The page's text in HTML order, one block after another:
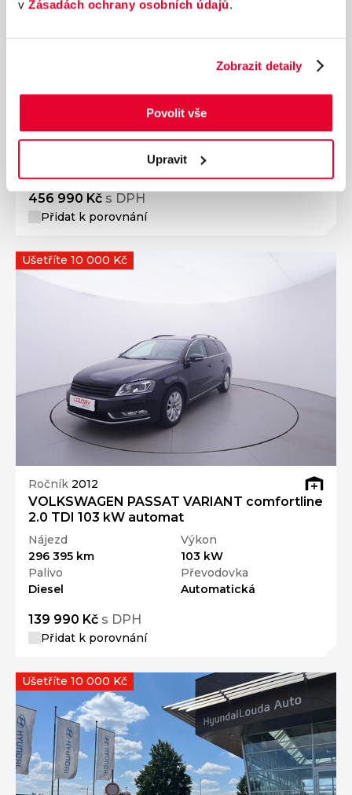
v Zásadách ochrany osobních údajů.
Zobrazit detaily
Povolit vše
Upravit
kW manuál
85 392 km
Výkon
110 kW
Převodovka
Manuální
456 990 Kč s DPH
Přidat k porovnání
Ročník 2012
VOLKSWAGEN PASSAT VARIANT comfortline
2.0 TDI 103 kW automat
Nájezd
296 395 km
Výkon
103 kW
Palivo
Diesel
Převodovka
Automatická
139 990 Kč s DPH
Přidat k porovnání
Ušetříte 10 000 Kč
Ušetříte 10 000 Kč